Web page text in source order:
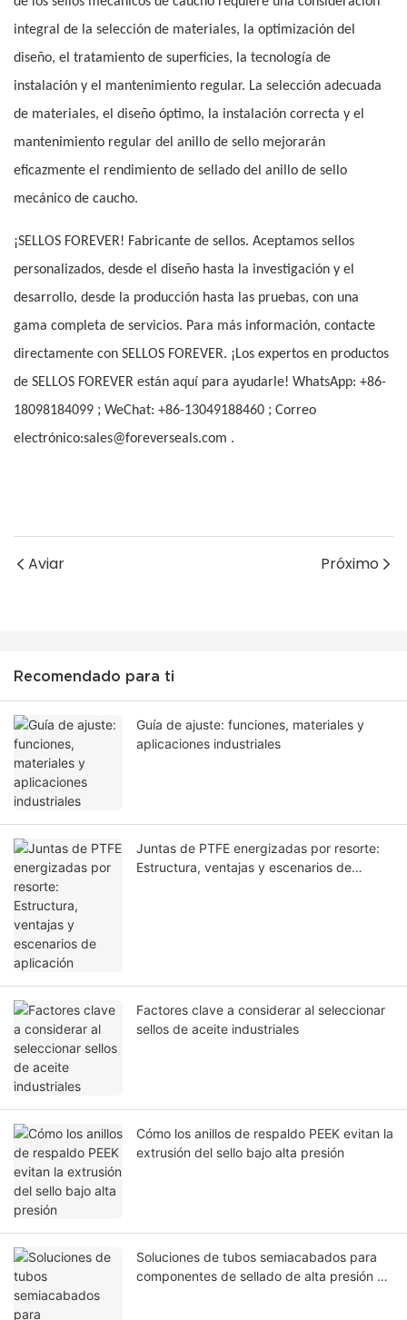
integral de la selección de materiales, la optimización del
diseño, el tratamiento de superficies, la tecnología de
instalación y el mantenimiento regular. La selección adecuada
de materiales, el diseño óptimo, la instalación correcta y el
mantenimiento regular del anillo de sello mejorarán
eficazmente el rendimiento de sellado del anillo de sello
mecánico de caucho.
¡SELLOS FOREVER! Fabricante de sellos. Aceptamos sellos
personalizados, desde el diseño hasta la investigación y el
desarrollo, desde la producción hasta las pruebas, con una
gama completa de servicios. Para más información, contacte
directamente con SELLOS FOREVER. ¡Los expertos en productos
de SELLOS FOREVER están aquí para ayudarle! WhatsApp: +86-
18098184099 ; WeChat: +86-13049188460 ; Correo
electrónico:sales@foreverseals.com .
Aviar Próximo
Recomendado para ti
Guía de ajuste: funciones, materiales y
aplicaciones industriales
Juntas de PTFE energizadas por resorte:
Estructura, ventajas y escenarios de
Factores clave a considerar al seleccionar
sellos de aceite industriales
Cómo los anillos de respaldo PEEK evitan la
extrusión del sello bajo alta presión
Soluciones de tubos semiacabados para
componentes de sellado de alta presión en